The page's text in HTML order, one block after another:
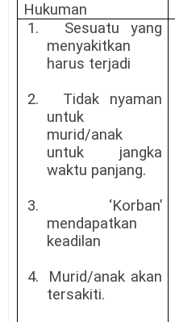
Hukuman
1.
Sesuatu yang
menyakitkan
harus terjadi
2.
Tidak nyaman
untuk
murid/anak
untuk jangka
waktu panjang.
3.
‘Korban’
mendapatkan
keadilan
4.
Murid/anak akan
tersakiti.